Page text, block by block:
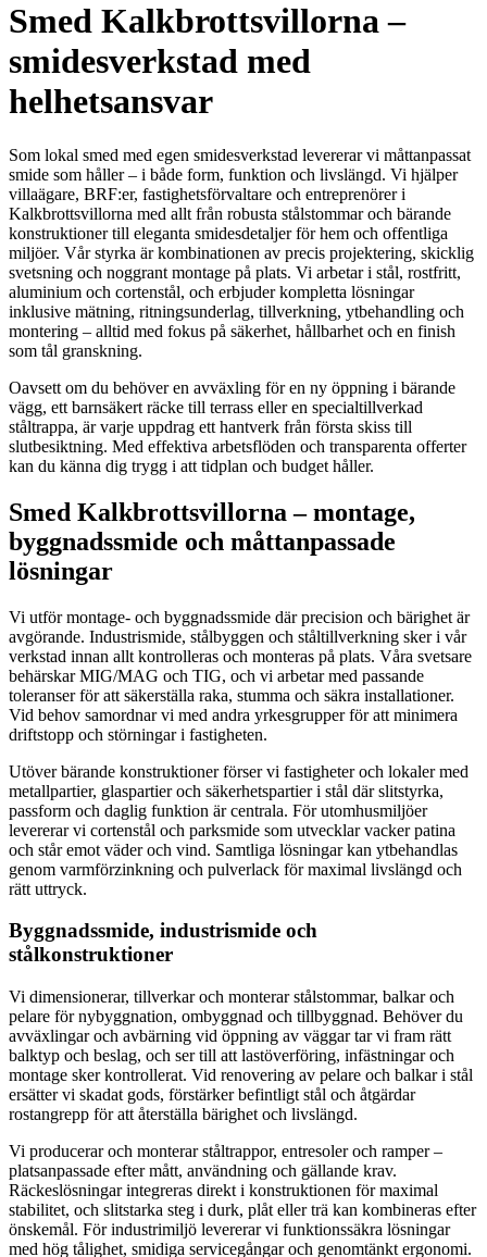
Smed Kalkbrottsvillorna –
smidesverkstad med
helhetsansvar
Som lokal smed med egen smidesverkstad levererar vi måttanpassat
smide som håller – i både form, funktion och livslängd. Vi hjälper
villaägare, BRF:er, fastighetsförvaltare och entreprenörer i
Kalkbrottsvillorna med allt från robusta stålstommar och bärande
konstruktioner till eleganta smidesdetaljer för hem och offentliga
miljöer. Vår styrka är kombinationen av precis projektering, skicklig
svetsning och noggrant montage på plats. Vi arbetar i stål, rostfritt,
aluminium och cortenstål, och erbjuder kompletta lösningar
inklusive mätning, ritningsunderlag, tillverkning, ytbehandling och
montering – alltid med fokus på säkerhet, hållbarhet och en finish
som tål granskning.
Oavsett om du behöver en avväxling för en ny öppning i bärande
vägg, ett barnsäkert räcke till terrass eller en specialtillverkad
ståltrappa, är varje uppdrag ett hantverk från första skiss till
slutbesiktning. Med effektiva arbetsflöden och transparenta offerter
kan du känna dig trygg i att tidplan och budget håller.
Smed Kalkbrottsvillorna – montage,
byggnadssmide och måttanpassade
lösningar
Vi utför montage- och byggnadssmide där precision och bärighet är
avgörande. Industrismide, stålbyggen och ståltillverkning sker i vår
verkstad innan allt kontrolleras och monteras på plats. Våra svetsare
behärskar MIG/MAG och TIG, och vi arbetar med passande
toleranser för att säkerställa raka, stumma och säkra installationer.
Vid behov samordnar vi med andra yrkesgrupper för att minimera
driftstopp och störningar i fastigheten.
Utöver bärande konstruktioner förser vi fastigheter och lokaler med
metallpartier, glaspartier och säkerhetspartier i stål där slitstyrka,
passform och daglig funktion är centrala. För utomhusmiljöer
levererar vi cortenstål och parksmide som utvecklar vacker patina
och står emot väder och vind. Samtliga lösningar kan ytbehandlas
genom varmförzinkning och pulverlack för maximal livslängd och
rätt uttryck.
Byggnadssmide, industrismide och
stålkonstruktioner
Vi dimensionerar, tillverkar och monterar stålstommar, balkar och
pelare för nybyggnation, ombyggnad och tillbyggnad. Behöver du
avväxlingar och avbärning vid öppning av väggar tar vi fram rätt
balktyp och beslag, och ser till att lastöverföring, infästningar och
montage sker kontrollerat. Vid renovering av pelare och balkar i stål
ersätter vi skadat gods, förstärker befintligt stål och åtgärdar
rostangrepp för att återställa bärighet och livslängd.
Vi producerar och monterar ståltrappor, entresoler och ramper –
platsanpassade efter mått, användning och gällande krav.
Räckeslösningar integreras direkt i konstruktionen för maximal
stabilitet, och slitstarka steg i durk, plåt eller trä kan kombineras efter
önskemål. För industrimiljö levererar vi funktionssäkra lösningar
med hög tålighet, smidiga servicegångar och genomtänkt ergonomi.